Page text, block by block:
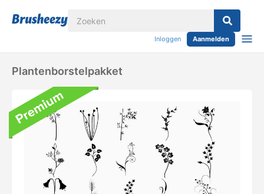
Inloggen Aanmelden
Plantenborstelpakket